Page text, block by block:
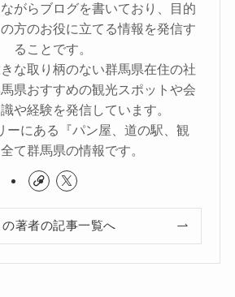
がらブログを書いており、目的
方のお役に立てる情報を発信す
ることです。
な取り柄のない群馬県在住の社
県おすすめの観光スポットや会
や経験を発信しています。
ーにある『パン屋、道の駅、観
て群馬県の情報です。
の著者の記事一覧へ